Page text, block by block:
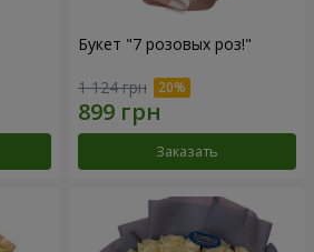
Букет "7 розовых роз!"
1 124 грн
Заказать